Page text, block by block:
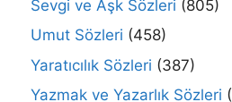
Sevgi ve Aşk Sözleri (805)
Umut Sözleri (458)
Yaratıcılık Sözleri (387)
Yazmak ve Yazarlık Sözleri